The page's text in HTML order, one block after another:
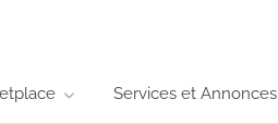
Services et Annonces